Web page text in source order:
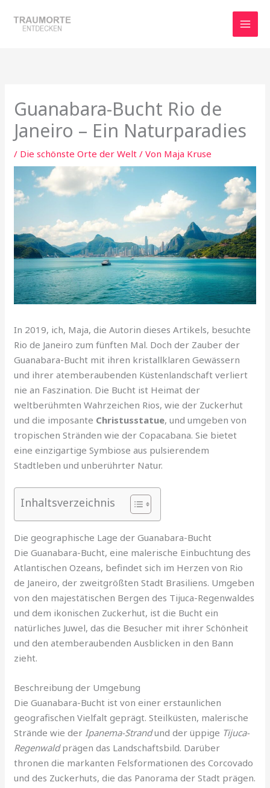
Inhalt
Guanabara-Bucht Rio de
Janeiro – Ein Naturparadies
/ Die schönste Orte der Welt / Von Maja Kruse
In 2019, ich, Maja, die Autorin dieses Artikels, besuchte
Rio de Janeiro zum fünften Mal. Doch der Zauber der
Guanabara-Bucht mit ihren kristallklaren Gewässern
und ihrer atemberaubenden Küstenlandschaft verliert
nie an Faszination. Die Bucht ist Heimat der
weltberühmten Wahrzeichen Rios, wie der Zuckerhut
und die imposante Christusstatue, und umgeben von
tropischen Stränden wie der Copacabana. Sie bietet
eine einzigartige Symbiose aus pulsierendem
Stadtleben und unberührter Natur.
Inhaltsverzeichnis
Die geographische Lage der Guanabara-Bucht
Die Guanabara-Bucht, eine malerische Einbuchtung des
Atlantischen Ozeans, befindet sich im Herzen von Rio
de Janeiro, der zweitgrößten Stadt Brasiliens. Umgeben
von den majestätischen Bergen des Tijuca-Regenwaldes
und dem ikonischen Zuckerhut, ist die Bucht ein
natürliches Juwel, das die Besucher mit ihrer Schönheit
und den atemberaubenden Ausblicken in den Bann
zieht.
Beschreibung der Umgebung
Die Guanabara-Bucht ist von einer erstaunlichen
geografischen Vielfalt geprägt. Steilküsten, malerische
Strände wie derIpanema-Strandund der üppige Tijuca-
Regenwaldprägen das Landschaftsbild. Darüber
thronen die markanten Felsformationen des Corcovado
und des Zuckerhuts, die das Panorama der Stadt prägen.